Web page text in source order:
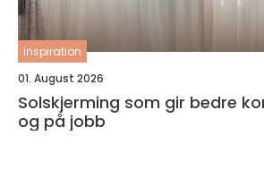
inspiration
01. August 2026
Solskjerming som gir bedre
og på jobb